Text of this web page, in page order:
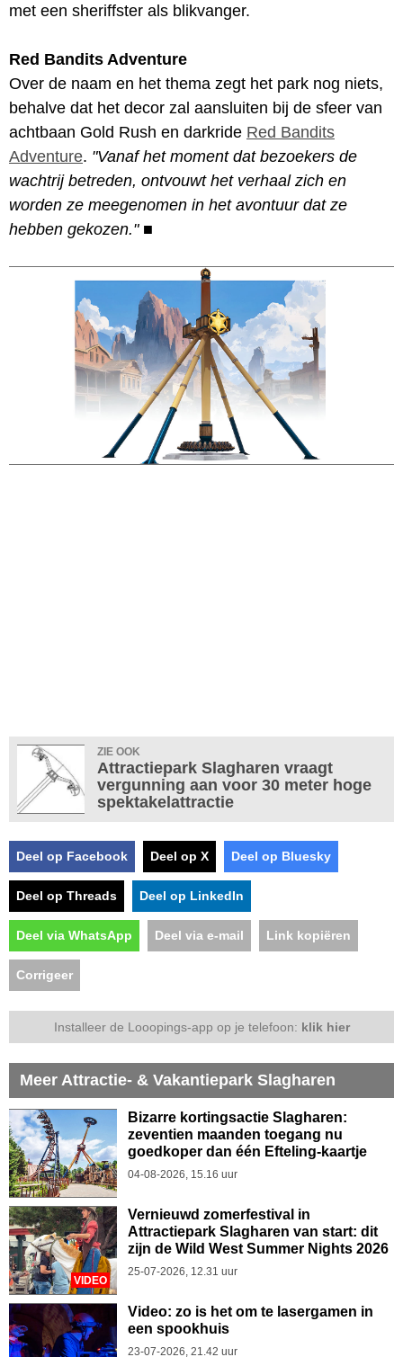
met een sheriffster als blikvanger.
Red Bandits Adventure
Over de naam en het thema zegt het park nog niets,
behalve dat het decor zal aansluiten bij de sfeer van
achtbaan Gold Rush en darkride Red Bandits
Adventure. "Vanaf het moment dat bezoekers de
wachtrij betreden, ontvouwt het verhaal zich en
worden ze meegenomen in het avontuur dat ze
hebben gekozen." ■
ZIE OOK
Attractiepark Slagharen vraagt
vergunning aan voor 30 meter hoge
spektakelattractie
Deel op Facebook Deel op X Deel op Bluesky
Deel op Threads Deel op LinkedIn
Deel via WhatsApp Deel via e-mail Link kopiëren
Corrigeer
Installeer de Looopings-app op je telefoon: klik hier
Meer Attractie- & Vakantiepark Slagharen
Bizarre kortingsactie Slagharen:
zeventien maanden toegang nu
goedkoper dan één Efteling-kaartje
04-08-2026, 15.16 uur
VIDEO
Vernieuwd zomerfestival in
Attractiepark Slagharen van start: dit
zijn de Wild West Summer Nights 2026
25-07-2026, 12.31 uur
Video: zo is het om te lasergamen in
een spookhuis
23-07-2026, 21.42 uur